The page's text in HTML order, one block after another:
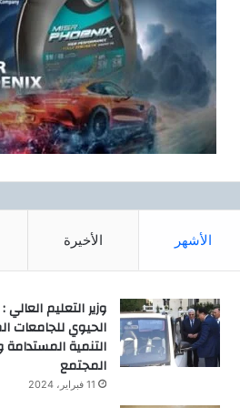
الأشهر الأخيرة
وزير التعليم العالي
الحيوي للجامعات
التنمية
المجتمع
11 فبراير، 2024